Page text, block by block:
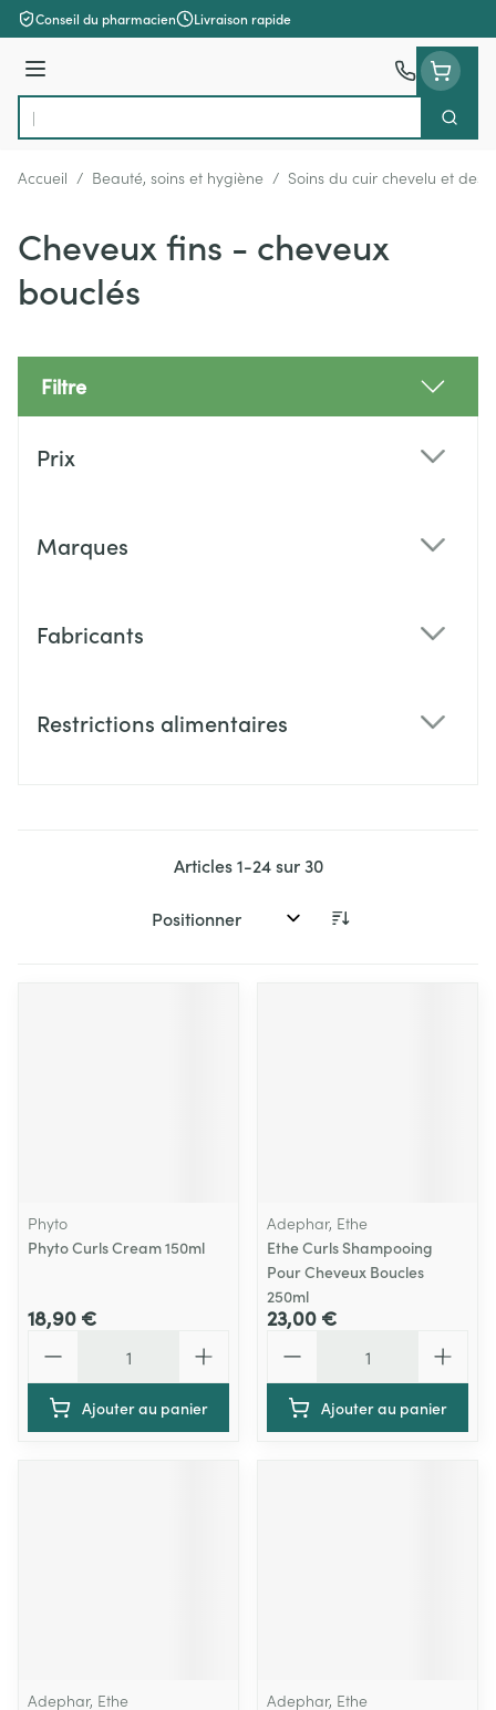
Aller au contenu
Conseil du pharmacien Livraison rapide
Menu
Rechercher
Accueil / Beauté, soins et hygiène / Soins du cuir chevelu et des
Cheveux fins - cheveux
bouclés
Filtre
Prix
Marques
Fabricants
Restrictions alimentaires
Articles1-24sur30
Trier par:
Phyto
Phyto Curls Cream 150ml
18,90 €
Ajouter au panier
Adephar, Ethe
Ethe Curls Shampooing
Pour Cheveux Boucles
250ml
23,00 €
Ajouter au panier
Adephar, Ethe
Adephar, Ethe